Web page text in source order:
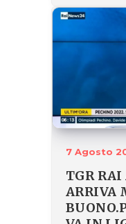
7 Agosto
TGR RAI
ARRIVA